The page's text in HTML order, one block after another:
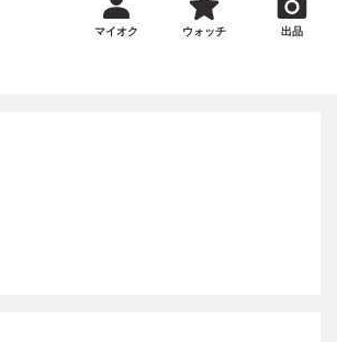
マイオク ウォッチ 出品